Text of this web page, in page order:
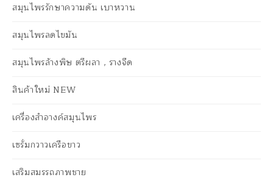
สมุนไพรรักษาความดัน เบาหวาน
สมุนไพรลดไขมัน
สมุนไพรล้างพิษ ตรีผลา , รางจืด
สินค้าใหม่ NEW
เครื่องสำอางค์สมุนไพร
เซรั่มกวาวเครือขาว
เสริมสมรรถภาพชาย